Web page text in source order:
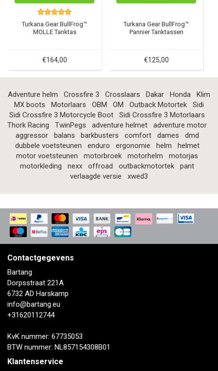
Turkana Gear BullFrog™
MOLLE Tanktas
€164,00
Turkana Gear BullFrog™
Pannier Tanktassen
€125,00
Adventure helm Crossfire 3 Crosslaars Dakar Honda
Klim
MX boots
Motorlaars OBM OM Outback Motortek
Sidi
Sidi Crossfire 3 Motorcycle Boot
Sidi Crossfire 3 Motorlaars
Thork Racing
TwinPegs adventure helmet
adventure motor
aggressor
balans barkbusters comfort dames
dmd
dubbele voetsteunen
enduro ergonomie helm
helmet
motor voetsteunen
motorbroek motorhelm
motorjas
motorkleding
nexx offroad outbackmotortek
pant
verlaagde versie
xwed3
Contactgegevens
Bartang
Dorpsstraat 221A
6732 AD Harskamp
info@bartang.eu
+31620112744
KvK nummer: 67735053
BTW nummer: NL857154308B01
Klantenservice